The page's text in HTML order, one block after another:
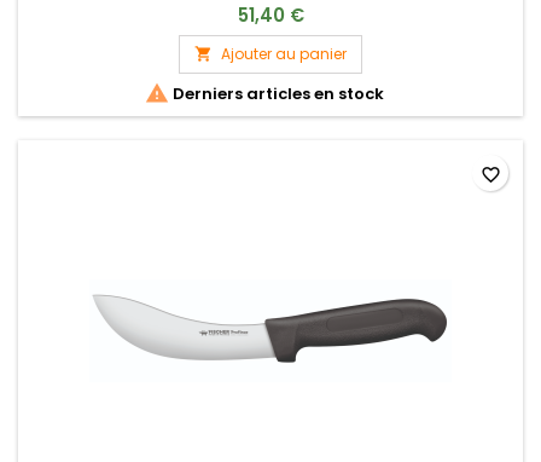
51,40 €
 Ajouter au panier
 Derniers articles en stock
favorite_border